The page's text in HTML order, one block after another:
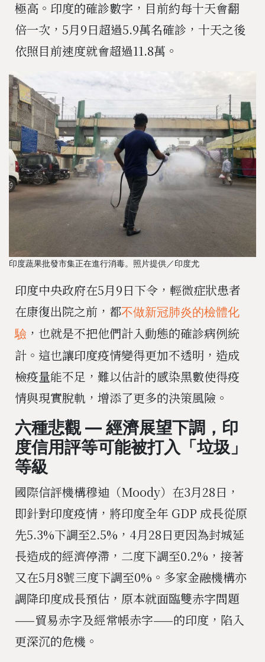
極高。印度的確診數字，目前約每十天會翻
倍一次，5月9日超過5.9萬名確診，十天之後
依照目前速度就會超過11.8萬。
印度蔬果批發市集正在進行消毒。照片提供／印度尤
印度中央政府在5月9日下令，輕微症狀患者
在康復出院之前，都不做新冠肺炎的檢體化
驗 ，也就是不把他們計入動態的確診病例統
計。這也讓印度疫情變得更加不透明，造成
檢疫量能不足，難以估計的感染黑數使得疫
情與現實脫軌，增添了更多的決策風險。
六種悲觀 — 經濟展望下調，印
度信用評等可能被打入「垃圾」
等級
國際信評機構穆迪（Moody）在3月28日，
即針對印度疫情，將印度全年 GDP 成長從原
先5.3%下調至2.5%，4月28日更因為封城延
長造成的經濟停滯，二度下調至0.2%，接著
又在5月8號三度下調至0%。多家金融機構亦
調降印度成長預估，原本就面臨雙赤字問題
——貿易赤字及經常帳赤字——的印度，陷入
更深沉的危機。